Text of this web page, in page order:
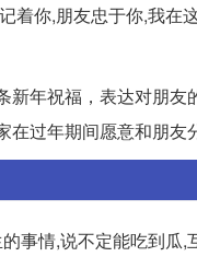
着你,朋友忠于你,我在
年祝福，表达对朋
过年期间愿意和朋友
事情,说不定能吃到瓜